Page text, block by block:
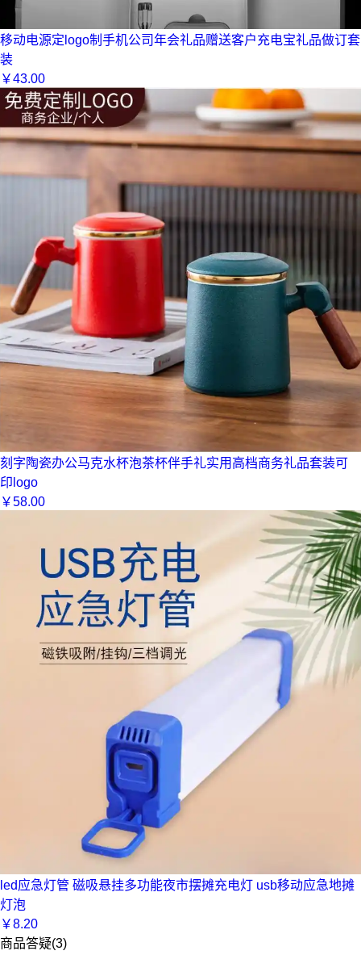
移动电源定logo制手机公司年会礼品赠送客户充电宝礼品做订套
装
￥43.00
刻字陶瓷办公马克水杯泡茶杯伴手礼实用高档商务礼品套装可
印logo
￥58.00
led应急灯管 磁吸悬挂多功能夜市摆摊充电灯 usb移动应急地摊
灯泡
￥8.20
商品答疑(3)